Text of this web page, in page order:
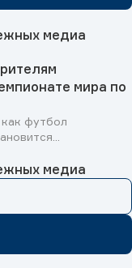
медиа
мира по
футбол
медиа